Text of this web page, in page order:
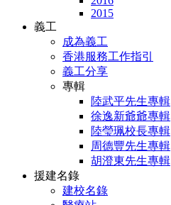
2015
義工
成為義工
香港服務工作指引
義工分享
專輯
陸武平先生專輯
徐逸新爺爺專輯
陸瑩珮校長專輯
周德豐先生專輯
胡澄東先生專輯
援建名錄
建校名錄